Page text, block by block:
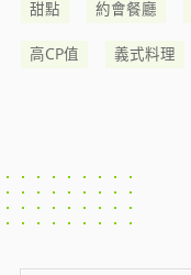
甜點 約會餐廳
高CP值 義式料理